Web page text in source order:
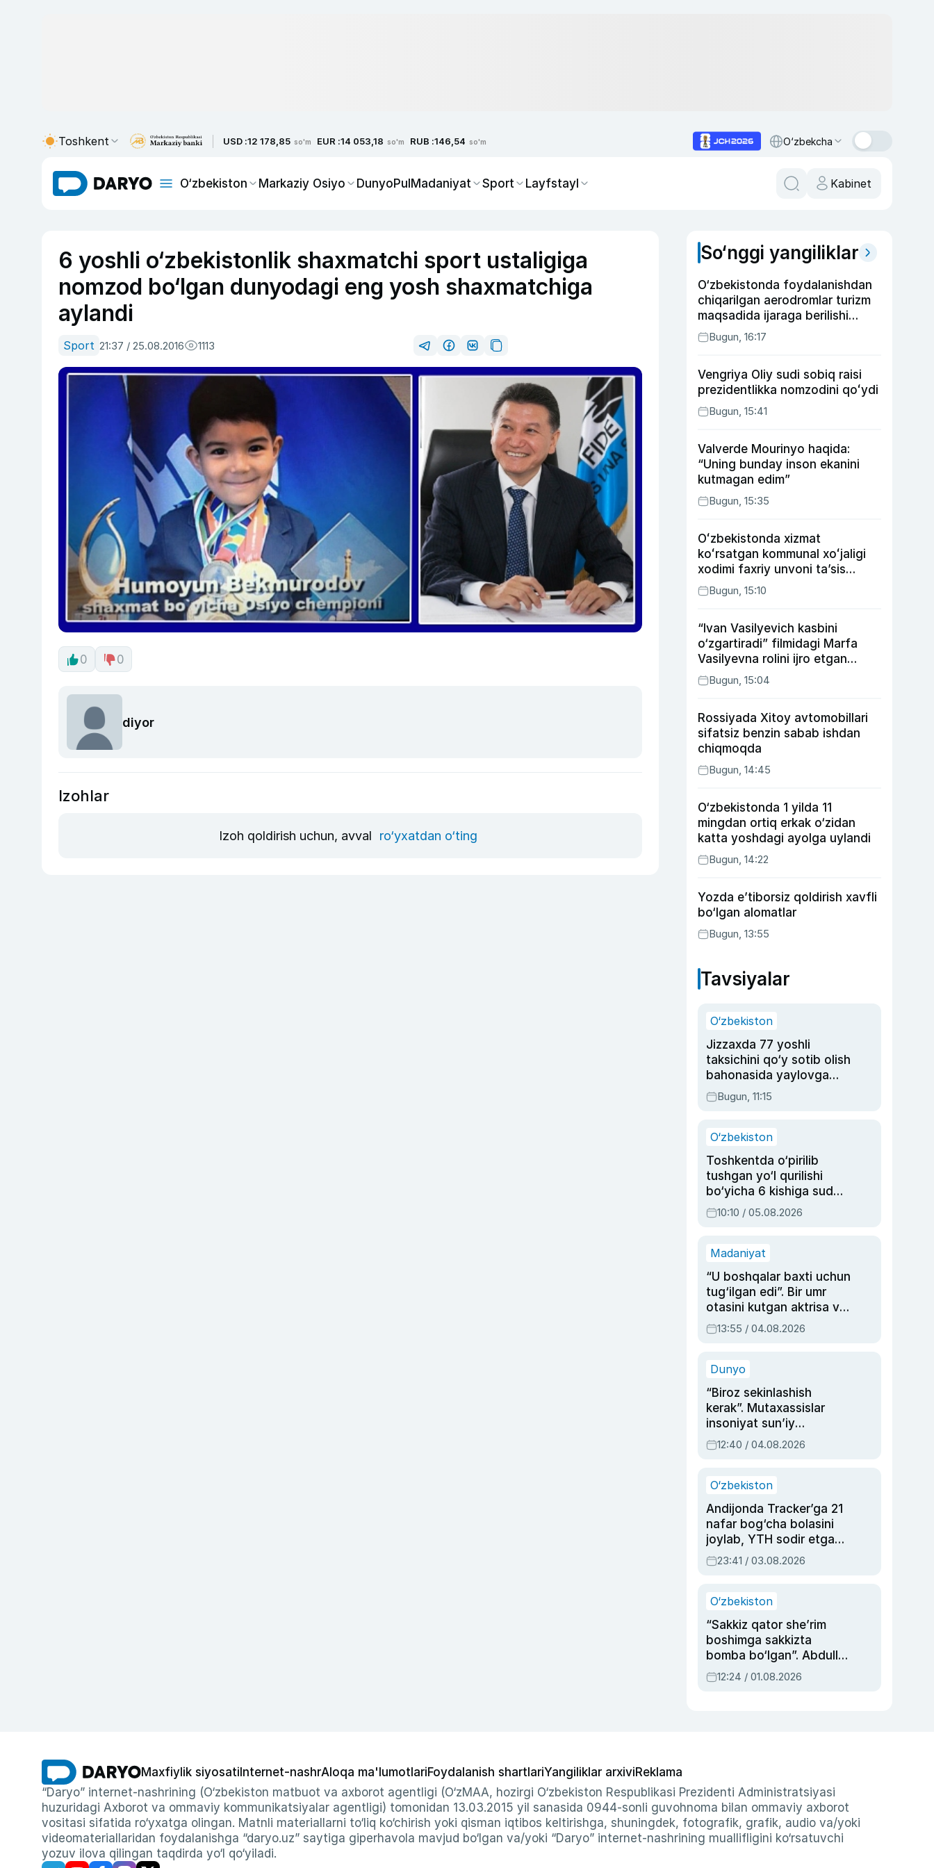
Toshkent USD :12 178,85 so'm EUR :14 053,18 so'm RUB :146,54 so'm O‘zbekcha
O‘zbekiston Markaziy Osiyo DunyoPulMadaniyat Sport Layfstayl Kabinet
6 yoshli o‘zbekistonlik shaxmatchi sport ustaligiga
nomzod bo‘lgan dunyodagi eng yosh shaxmatchiga
aylandi
Sport 21:37 / 25.08.2016 1113
0 0
diyor
Izohlar
Izoh qoldirish uchun, avval ro‘yxatdan o‘ting
So‘nggi yangiliklar
O‘zbekistonda foydalanishdan
chiqarilgan aerodromlar turizm
maqsadida ijaraga berilishi
mumkin
Bugun, 16:17
Vengriya Oliy sudi sobiq raisi
prezidentlikka nomzodini qoʻydi
Bugun, 15:41
Valverde Mourinyo haqida:
“Uning bunday inson ekanini
kutmagan edim”
Bugun, 15:35
Oʻzbekistonda xizmat
koʻrsatgan kommunal xoʻjaligi
xodimi faxriy unvoni taʼsis
etilishi mumkin
Bugun, 15:10
“Ivan Vasilyevich kasbini
o‘zgartiradi” filmidagi Marfa
Vasilyevna rolini ijro etgan
aktrisaning taqdiri qanday
kechdi?
Bugun, 15:04
Rossiyada Xitoy avtomobillari
sifatsiz benzin sabab ishdan
chiqmoqda
Bugun, 14:45
O‘zbekistonda 1 yilda 11
mingdan ortiq erkak o‘zidan
katta yoshdagi ayolga uylandi
Bugun, 14:22
Yozda e’tiborsiz qoldirish xavfli
bo‘lgan alomatlar
Bugun, 13:55
Tavsiyalar
O‘zbekiston
Jizzaxda 77 yoshli
taksichini qo‘y sotib olish
bahonasida yaylovga
olib borib o‘ldirgan yigit
20 yilga qamaldi
Bugun, 11:15
O‘zbekiston
Toshkentda o‘pirilib
tushgan yo‘l qurilishi
bo‘yicha 6 kishiga sud
hukmi o‘qildi
10:10 / 05.08.2026
Madaniyat
“U boshqalar baxti uchun
tug‘ilgan edi”. Bir umr
otasini kutgan aktrisa va
dublyaj ustasi Rimma
Ahmedovaning
13:55 / 04.08.2026
Dunyo
“Biroz sekinlashish
kerak”. Mutaxassislar
insoniyat sun’iy
intellektni boshqara
olmay qolishidan xavotir
12:40 / 04.08.2026
O‘zbekiston
Andijonda Tracker’ga 21
nafar bog‘cha bolasini
joylab, YTH sodir etgan
ayolga sud hukmi o‘qildi
23:41 / 03.08.2026
O‘zbekiston
“Sakkiz qator she’rim
boshimga sakkizta
bomba bo‘lgan”. Abdulla
Oripovni siyosiy
ayblovlardan asrab
12:24 / 01.08.2026
Maxfiylik siyosati Internet-nashrAloqa ma'lumotlariFoydalanish shartlariYangiliklar arxiviReklama
“Daryo” internet-nashrining (O‘zbekiston matbuot va axborot agentligi (O‘zMAA, hozirgi O‘zbekiston Respublikasi Prezidenti Administratsiyasi
huzuridagi Axborot va ommaviy kommunikatsiyalar agentligi) tomonidan 13.03.2015 yil sanasida 0944-sonli guvohnoma bilan ommaviy axborot
vositasi sifatida ro‘yxatga olingan. Matnli materiallarni to‘liq ko‘chirish yoki qisman iqtibos keltirishga, shuningdek, fotografik, grafik, audio va/yoki
videomateriallaridan foydalanishga “daryo.uz” saytiga giperhavola mavjud bo‘lgan va/yoki “Daryo” internet-nashrining muallifligini ko‘rsatuvchi
yozuv ilova qilingan taqdirda yo‘l qo‘yiladi.